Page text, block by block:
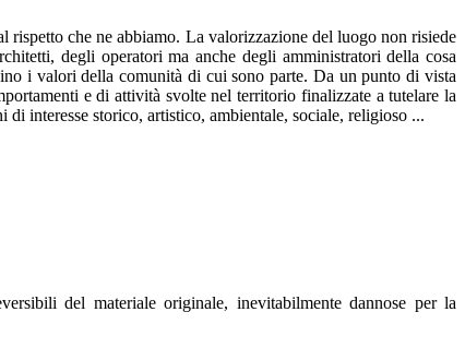
rispetto che ne abbiamo. La valorizzazione del luogo non risiede
degli operatori ma anche degli amministratori della cosa
i valori della comunità di cui sono parte. Da un punto di vista
e di attività svolte nel territorio finalizzate a tutelare la
interesse storico, artistico, ambientale, sociale, religioso ...
del materiale originale, inevitabilmente dannose per la